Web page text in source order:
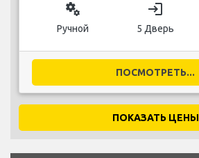
miscellaneous_services
Ручной
login
5 Дверь
ПОСМОТРЕТЬ...
ПОКАЗАТЬ ЦЕНЫ